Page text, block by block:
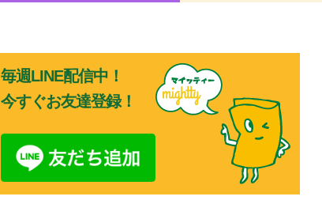
毎週LINE配信中！
今すぐお友達登録！